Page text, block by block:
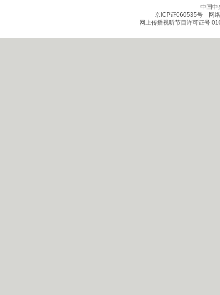
中国中
京ICP证060535号网络
网上传播视听节目许可证号